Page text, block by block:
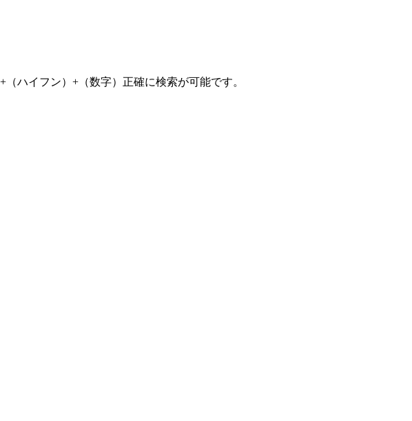
ハイフン）+（数字）正確に検索が可能です。